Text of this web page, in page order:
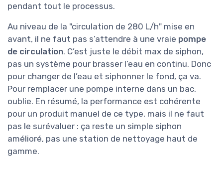
pendant tout le processus.
Au niveau de la "circulation de 280 L/h" mise en
avant, il ne faut pas s’attendre à une vraie pompe
de circulation. C’est juste le débit max de siphon,
pas un système pour brasser l’eau en continu. Donc
pour changer de l’eau et siphonner le fond, ça va.
Pour remplacer une pompe interne dans un bac,
oublie. En résumé, la performance est cohérente
pour un produit manuel de ce type, mais il ne faut
pas le surévaluer : ça reste un simple siphon
amélioré, pas une station de nettoyage haut de
gamme.